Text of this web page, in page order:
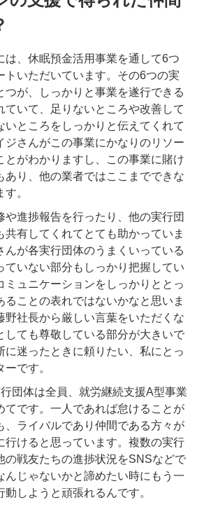
は、休眠預金活用事業を通して6つ
トいただいています。その6つの実
つが、しっかりと事業を遂行できる
ていて、足りないところや改善して
いところをしっかりと伝えてくれて
ジさんがこの事業にかなりのリソー
とがわかりますし、この事業に賭け
あり、他の業者ではここまでできな
。
や進捗報告を行ったり、他の実行団
共有してくれてとても助かっていま
んが各実行団体のうまくいっている
ていない部分もしっかり把握してい
ミュニケーションをしっかりととっ
ることの表れではないかなと思いま
野社長から厳しい言葉をいただくな
しても尊敬している部分が大きいで
に迷ったときに頼りたい、私にとっ
です。
団体は全員、就労継続支援A型事業
てです。一人であれば怠けることが
、ライバルであり仲間である方々が
行けると思っています。複数の実行
の戦友たちの進捗状況をSNSなどで
んじゃないかと諦めたい時にもう一
しようと頑張れるんです。